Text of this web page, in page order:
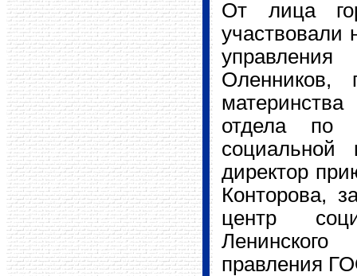
От лица
участвовали
Оленников,
отдела по
социальной
директор
Конторова,
центр
правления